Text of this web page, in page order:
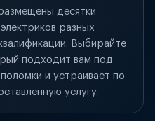
десятки
разных
Выбирайте
подходит вам под
и устраивает по
услугу.